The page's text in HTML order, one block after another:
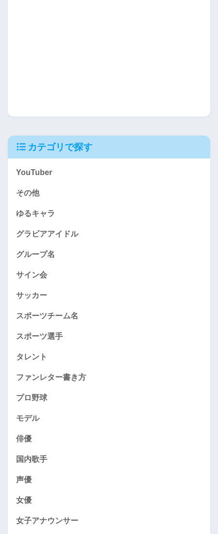
カテゴリで探す
YouTuber
その他
ゆるキャラ
グラビアアイドル
グループ名
サイン会
サッカー
スポーツチーム名
スポーツ選手
タレント
ファンレター書き方
プロ野球
モデル
俳優
国内歌手
声優
女優
女子アナウンサー